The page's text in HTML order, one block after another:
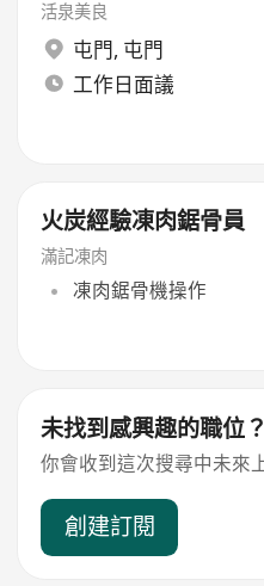
活泉美良
屯門, 屯門
工作日面議
火炭經驗凍肉鋸骨員
滿記凍肉
凍肉鋸骨機操作
未找到感興趣的職位？
你會收到這次搜尋中未來
創建訂閱